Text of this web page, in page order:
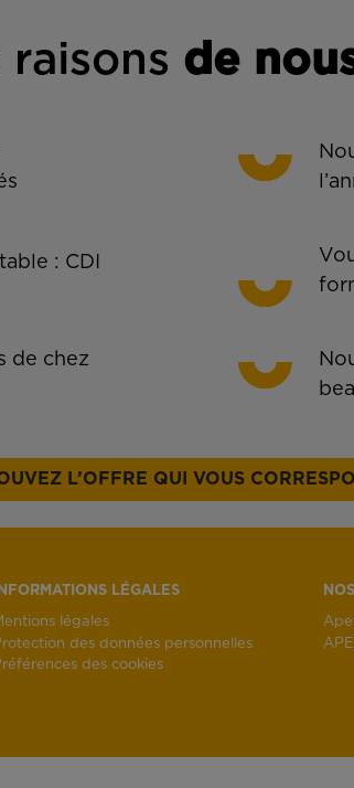
raisons de n
: CDI
de chez
L’OFFRE QUI VOUS
INFORMATIONS LÉGALES
légales
des données personnelles
des cookies